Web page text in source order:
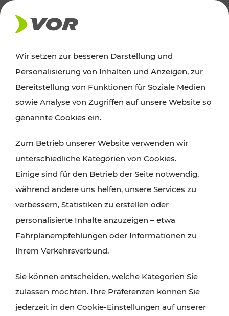
AKTUELLES
News
Alle wichtigen Meldungen zu Fahrplanänderungen,
finden Sie hier im Überblick.
Wir setzen zur besseren Darstellung und
Personalisierung von Inhalten und Anzeigen, zur
Bereitstellung von Funktionen für Soziale Medien
sowie Analyse von Zugriffen auf unsere Website so
genannte Cookies ein.
Zum Betrieb unserer Website verwenden wir
unterschiedliche Kategorien von Cookies.
Einige sind für den Betrieb der Seite notwendig,
während andere uns helfen, unsere Services zu
verbessern, Statistiken zu erstellen oder
personalisierte Inhalte anzuzeigen – etwa
Fahrplanempfehlungen oder Informationen zu
Ihrem Verkehrsverbund.
Sie können entscheiden, welche Kategorien Sie
zulassen möchten. Ihre Präferenzen können Sie
jederzeit in den Cookie-Einstellungen auf unserer